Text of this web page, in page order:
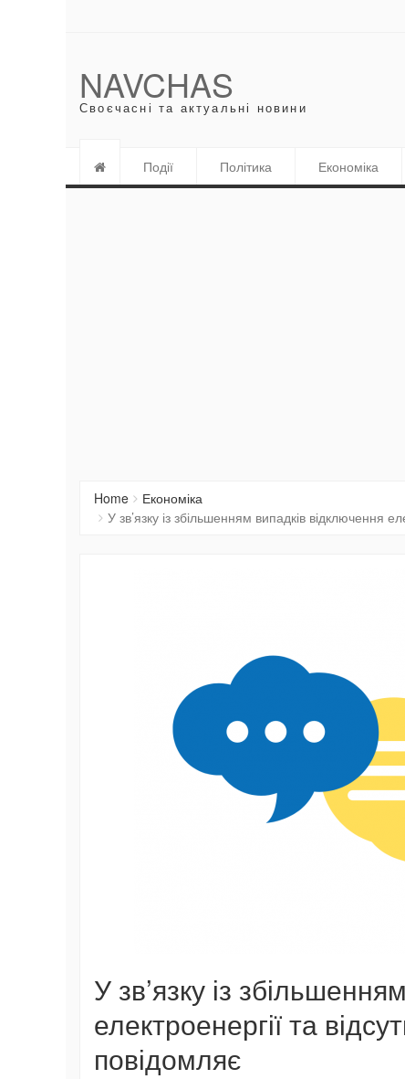
NAVCHAS
Своєчасні та актуальні новини
Події Політика Економіка
Home
Економіка
У зв’язку із збільшенням випадків відключення
У зв’язку із
електроенергії та
повідомляє